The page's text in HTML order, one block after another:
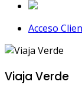
Acceso
Viaja Verde